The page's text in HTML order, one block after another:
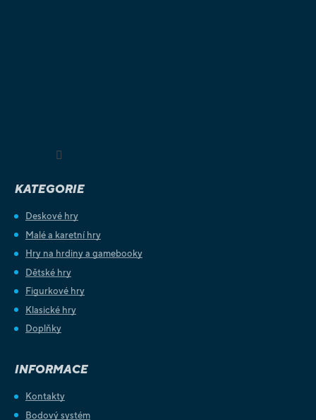
KATEGORIE
Deskové hry
Malé a karetní hry
Hry na hrdiny a gamebooky
Dětské hry
Figurkové hry
Klasické hry
Doplňky
INFORMACE
Kontakty
Bodový systém